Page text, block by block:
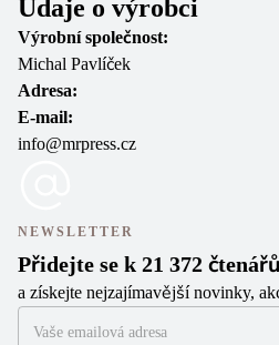
Údaje o výrobci
Výrobní společnost:
Michal Pavlíček
Adresa:
E-mail:
info@mrpress.cz
NEWSLETTER
Přidejte se k 21 372
a získejte nejzajímavější novinky,